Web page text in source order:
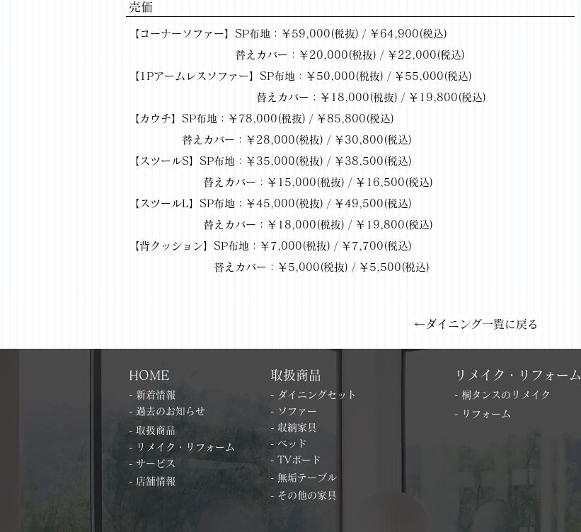
​売価
【コーナーソファー】SP布地：￥59,000(税抜) / ￥64,900(税込)
替えカバー：￥20,000(税抜) / ￥22,000(税込)
【1Pアームレスソファー】SP布地：￥50,000(税抜) / ￥55,000(税込)
替えカバー：￥18,000(税抜) / ￥19,800(税込)
【カウチ】SP布地：￥78,000(税抜) / ￥85,800(税込)
替えカバー：￥28,000(税抜) / ￥30,800(税込)
【スツールS】SP布地：￥35,000(税抜) / ￥38,500(税込)
替えカバー：￥15,000(税抜) / ￥16,500(税込)
【スツールL】SP布地：￥45,000(税抜) / ￥49,500(税込)
替えカバー：￥18,000(税抜) / ￥19,800(税込)
【背クッション】SP布地：￥7,000(税抜) / ￥7,700(税込)
替えカバー：￥5,000(税抜) / ￥5,500(税込)
←ダイニング一覧に戻る
HOME
- 新着情報
- 過去のお知らせ
- 取扱商品
- リメイク・リフォーム
- サービス
- 店舗情報
取扱商品
- ダイニングセット
- ソファー
- 収納家具
- ベッド
- TVボード
- 無垢テーブル
リメイク・リフォーム
- 桐タンスのリメイク
- リフォーム
- その他の家具